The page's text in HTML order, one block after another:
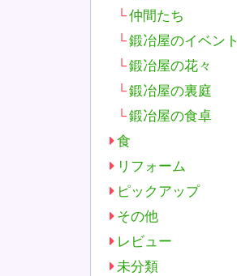
仲間たち
鍛冶屋のイベント
鍛冶屋の花々
鍛冶屋の裏庭
鍛冶屋の食卓
食
リフォーム
ピックアップ
その他
レビュー
未分類